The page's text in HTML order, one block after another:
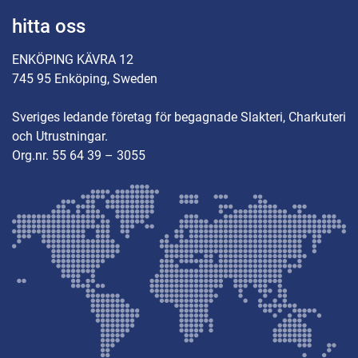
hitta oss
ENKÖPING KÄVRA 12
745 95 Enköping, Sweden
Sveriges ledande företag för begagnade Slakteri, Charkuteri
och Utrustningar.
Org.nr. 55 64 39 – 3055